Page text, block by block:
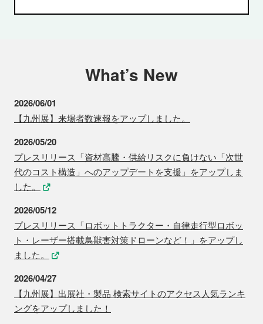
What’s New
2026/06/01
【九州展】来場者数速報をアップしました。
2026/05/20
プレスリリース「資材高騰・供給リスクに負けない「次世
代のコスト構造」へのアップデートを支援」をアップしま
した。
2026/05/12
プレスリリース「ロボットトラクター・自律走行型ロボッ
ト・レーザー搭載鳥獣害対策ドローンなど！」をアップし
ました。
2026/04/27
【九州展】出展社・製品 検索サイトのアクセス人気ランキ
ングをアップしました！